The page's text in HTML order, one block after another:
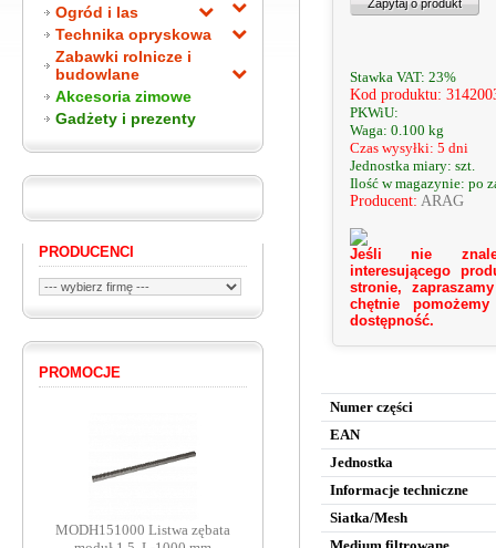
Ogród i las
Technika opryskowa
Zabawki rolnicze i
budowlane
Akcesoria zimowe
Gadżety i prezenty
PRODUCENCI
PROMOCJE
MODH151000 Listwa zębata
Stawka VAT: 23%
Kod produktu:
PKWiU:
Waga: 0.100 kg
Czas wysyłki: 5 dni
Jednostka miary: szt.
Ilość w magazynie: po
Producent: ARAG
Jeśli nie
interesującego
stronie,
chętnie
dostępność.
Numer części
EAN
Jednostka
Informacje techniczne
Siatka/Mesh
Medium filtrowane